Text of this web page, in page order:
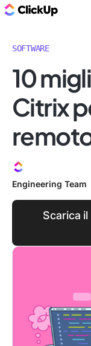
SOFTWARE
10
Citrix
Engineering Team
Scarica